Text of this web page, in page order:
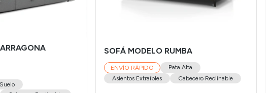
SOFÁ MODELO RUMBA
ENVÍO RÁPIDO
Pata Alta
Asientos Extraíbles
Cabecero Reclinable